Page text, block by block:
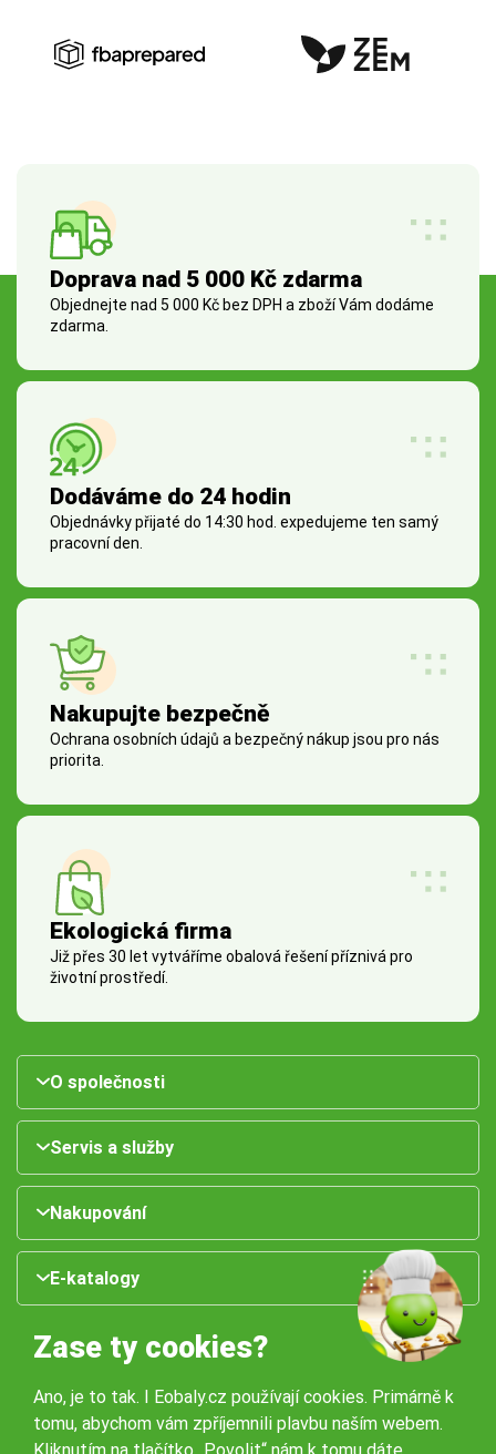
Doprava nad 5 000 Kč zdarma
Objednejte nad 5 000 Kč bez DPH a zboží Vám dodáme
zdarma.
Dodáváme do 24 hodin
Objednávky přijaté do 14:30 hod. expedujeme ten samý
pracovní den.
Nakupujte bezpečně
Ochrana osobních údajů a bezpečný nákup jsou pro nás
priorita.
Ekologická firma
Již přes 30 let vytváříme obalová řešení příznivá pro
životní prostředí.
O společnosti
Servis a služby
Nakupování
E-katalogy
Zase ty cookies?
Ano, je to tak. I Eobaly.cz používají cookies. Primárně k
tomu, abychom vám zpříjemnili plavbu naším webem.